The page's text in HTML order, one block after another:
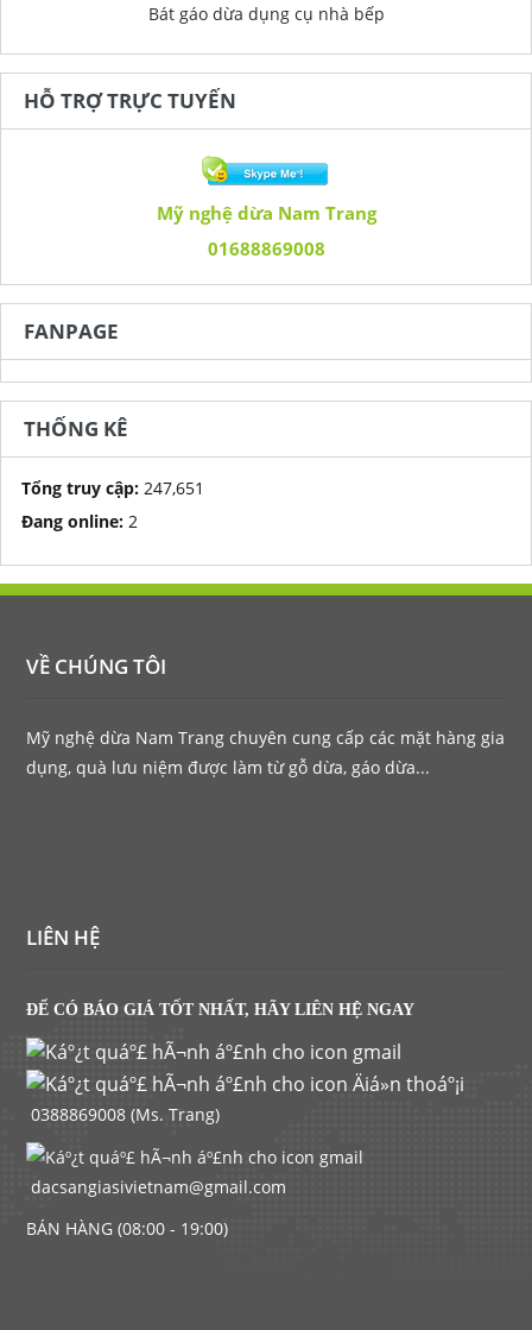
Bát gáo dừa dụng cụ nhà bếp
HỖ TRỢ TRỰC TUYẾN
Mỹ nghệ dừa Nam Trang
01688869008
FANPAGE
THỐNG KÊ
Tổng truy cập: 247,651
Đang online: 2
VỀ CHÚNG TÔI
Mỹ nghệ dừa Nam Trang chuyên cung cấp các mặt hàng gia
dụng, quà lưu niệm được làm từ gỗ dừa, gáo dừa...
LIÊN HỆ
ĐỂ CÓ BÁO GIÁ TỐT NHẤT, HÃY LIÊN HỆ NGAY
0388869008 (Ms. Trang)
dacsangiasivietnam@gmail.com
BÁN HÀNG (08:00 - 19:00)